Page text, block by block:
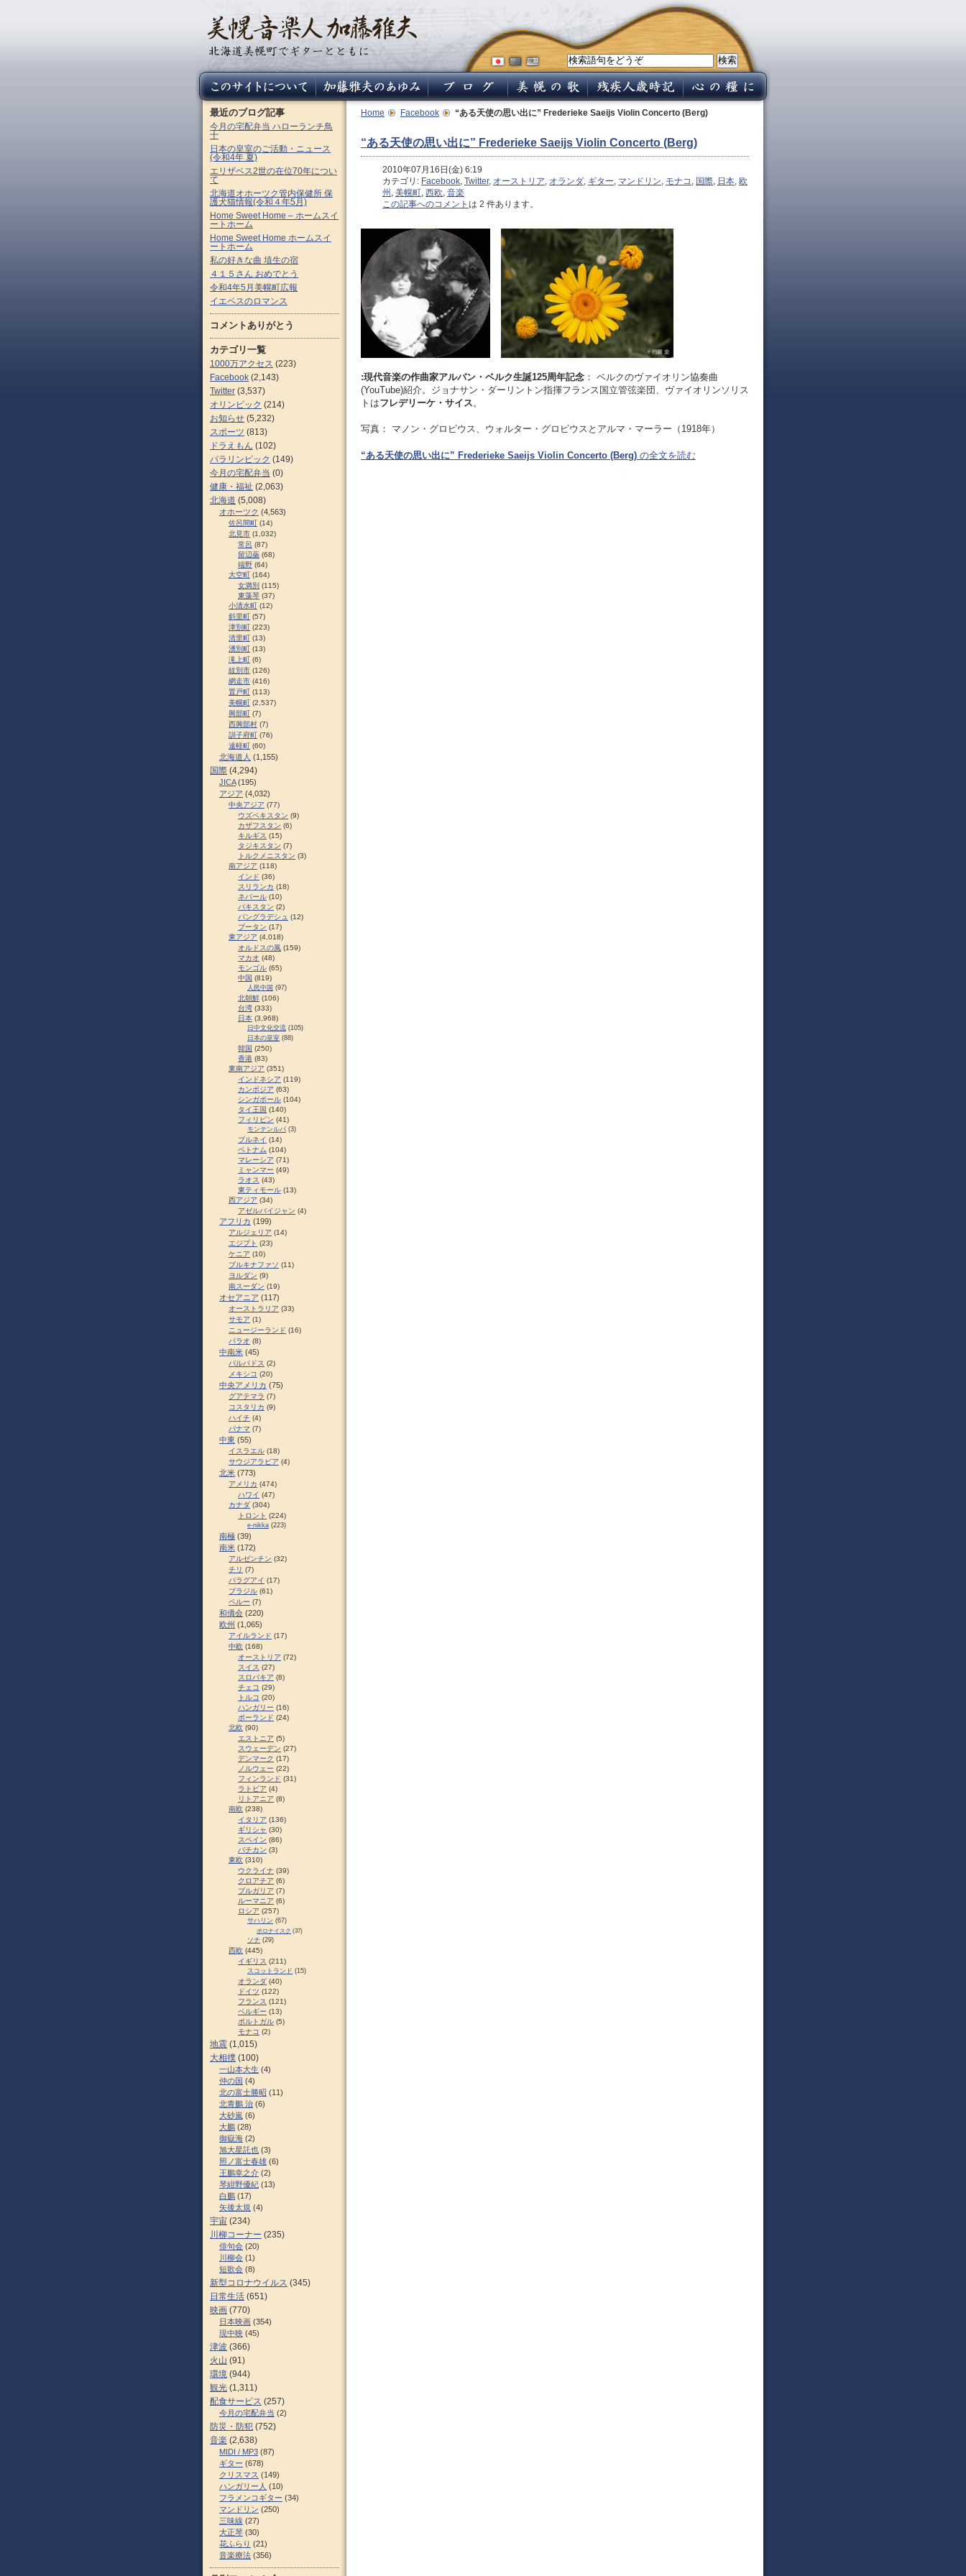
Home Facebook “ある天使の思い出に” Frederieke Saeijs Violin Concerto (Berg)
“ある天使の思い出に” Frederieke Saeijs Violin Concerto (Berg)
2010年07月16日(金) 6:19
カテゴリ: Facebook, Twitter, オーストリア, オランダ, ギター, マンドリン, モナコ , 国際, 日本, 欧
州 , 美幌町, 西欧, 音楽
この記事へのコメント は 2 件あります。
:現代音楽の作曲家アルバン・ベルク生誕125周年記念 ： ベルクのヴァイオリン協奏曲
(YouTube)紹介。ジョナサン・ダーリントン指揮フランス国立管弦楽団、ヴァイオリンソリス
トはフレデリーケ・サイス。
写真： マノン・グロピウス、ウォルター・グロピウスとアルマ・マーラー（1918年）
“ある天使の思い出に” Frederieke Saeijs Violin Concerto (Berg) の全文を読む
最近のブログ記事
今月の宅配弁当 ハローランチ鳥
十
日本の皇室のご活動・ニュース
(令和4年 夏)
エリザベス2世の在位70年につい
て
北海道オホーツク管内保健所 保
護犬猫情報(令和４年5月)
Home Sweet Home – ホームスイ
ートホーム
Home Sweet Home ホームスイ
ートホーム
私の好きな曲 埴生の宿
４１５さん おめでとう
令和4年5月美幌町広報
イエペスのロマンス
コメントありがとう
カテゴリ一覧
1000万アクセス (223)
Facebook (2,143)
Twitter (3,537)
オリンピック (214)
お知らせ (5,232)
スポーツ (813)
ドラえもん (102)
パラリンピック (149)
今月の宅配弁当 (0)
健康・福祉 (2,063)
北海道 (5,008)
オホーツク (4,563)
佐呂間町 (14)
北見市 (1,032)
常呂 (87)
留辺蘂 (68)
端野 (64)
大空町 (164)
女満別 (115)
東藻琴 (37)
小清水町 (12)
斜里町 (57)
津別町 (223)
清里町 (13)
湧別町 (13)
滝上町 (6)
紋別市 (126)
網走市 (416)
置戸町 (113)
美幌町 (2,537)
興部町 (7)
西興部村 (7)
訓子府町 (76)
遠軽町 (60)
北海道人 (1,155)
国際 (4,294)
JICA(195)
アジア (4,032)
中央アジア (77)
ウズベキスタン (9)
カザフスタン (6)
キルギス (15)
タジキスタン (7)
トルクメニスタン (3)
南アジア (118)
インド (36)
スリランカ (18)
ネパール (10)
パキスタン (2)
バングラデシュ (12)
ブータン (17)
東アジア (4,018)
オルドスの風 (159)
マカオ (48)
モンゴル (65)
中国 (819)
人民中国 (97)
北朝鮮 (106)
台湾 (333)
日本 (3,968)
日中文化交流 (105)
日本の皇室 (88)
韓国 (250)
香港 (83)
東南アジア (351)
インドネシア (119)
カンボジア (63)
シンガポール (104)
タイ王国 (140)
フィリピン (41)
モンテンルパ (3)
ブルネイ (14)
ベトナム (104)
マレーシア (71)
ミャンマー (49)
ラオス (43)
東ティモール (13)
西アジア (34)
アゼルバイジャン (4)
アフリカ (199)
アルジェリア (14)
エジプト (23)
ケニア (10)
ブルキナファソ (11)
ヨルダン (9)
南スーダン (19)
オセアニア (117)
オーストラリア (33)
サモア (1)
ニュージーランド (16)
パラオ (8)
中南米 (45)
バルバドス (2)
メキシコ (20)
中央アメリカ (75)
グアテマラ (7)
コスタリカ (9)
ハイチ (4)
パナマ (7)
中東 (55)
イスラエル (18)
サウジアラビア (4)
北米 (773)
アメリカ (474)
ハワイ (47)
カナダ (304)
トロント (224)
e-nikka (223)
南極 (39)
南米 (172)
アルゼンチン (32)
チリ (7)
パラグアイ (17)
ブラジル (61)
ペルー (7)
和僑会 (220)
欧州 (1,065)
アイルランド (17)
中欧 (168)
オーストリア (72)
スイス (27)
スロパキア (8)
チェコ (29)
トルコ (20)
ハンガリー (16)
ポーランド (24)
北欧 (90)
エストニア (5)
スウェーデン (27)
デンマーク (17)
ノルウェー (22)
フィンランド (31)
ラトビア (4)
リトアニア (8)
南欧 (238)
イタリア (136)
ギリシャ (30)
スペイン (86)
バチカン (3)
東欧 (310)
ウクライナ (39)
クロアチア (6)
ブルガリア (7)
ルーマニア (6)
ロシア (257)
サハリン (67)
ポロナイスク (37)
ソチ (29)
西欧 (445)
イギリス (211)
スコットランド (15)
オランダ (40)
ドイツ (122)
フランス (121)
ベルギー (13)
ポルトガル (5)
モナコ (2)
地震 (1,015)
大相撲 (100)
一山本大生 (4)
仲の国 (4)
北の富士勝昭 (11)
北青鵬 治 (6)
大砂嵐 (6)
大鵬 (28)
御嶽海 (2)
旭大星託也 (3)
照ノ富士春雄 (6)
王鵬幸之介 (2)
琴紺野優紀 (13)
白鵬 (17)
矢後太規 (4)
宇宙 (234)
川柳コーナー (235)
俳句会 (20)
川柳会 (1)
短歌会 (8)
新型コロナウイルス (345)
日常生活 (651)
映画 (770)
日本映画 (354)
現中映 (45)
津波 (366)
火山 (91)
環境 (944)
観光 (1,311)
配食サービス (257)
今月の宅配弁当 (2)
防災・防犯 (752)
音楽 (2,638)
MIDI / MP3 (87)
ギター (678)
クリスマス (149)
ハンガリー人 (10)
フラメンコギター (34)
マンドリン (250)
三味線 (27)
大正琴 (30)
花ふらり (21)
音楽療法 (356)